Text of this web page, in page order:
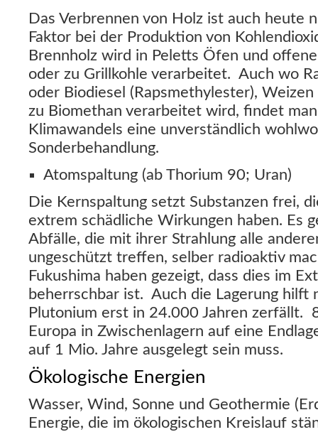
Das Verbrennen von Holz ist auch heute
Faktor bei der Produktion von
Brennholz wird in Peletts Öfen und
oder zu Grillkohle verarbeitet. Auch wo
oder Biodiesel (Rapsmethylester),
zu Biomethan verarbeitet wird, findet
Klimawandels eine unverständlich
Sonderbehandlung.
Atomspaltung (ab Thorium 90; Uran)
Die Kernspaltung setzt Substanzen frei,
extrem schädliche Wirkungen haben. Es
Abfälle, die mit ihrer Strahlung alle
ungeschützt treffen, selber radioaktiv
Fukushima haben gezeigt, dass dies im
beherrschbar ist. Auch die Lagerung hilft
Plutonium erst in 24.000 Jahren zerfällt.
Europa in Zwischenlagern auf eine
auf 1 Mio. Jahre ausgelegt sein muss.
Ökologische Energien
Wasser, Wind, Sonne und Geothermie
Energie, die im ökologischen Kreislauf